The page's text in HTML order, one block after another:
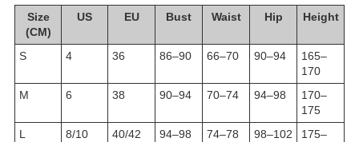
Size
(CM)
US EU Bust Waist Hip Height
S 4 36 86–90 66–70 90–94
165–
170
M
6 38 90–94 70–74 94–98
170–
175
L
8/10 40/42 94–98 74–78 98–102
175–